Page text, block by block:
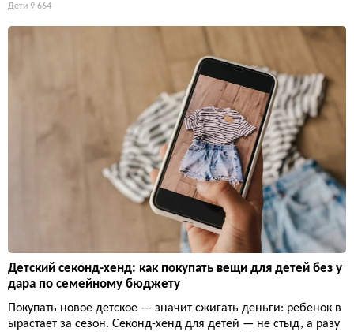
Дети 9 664
Детский секонд-хенд: как покупать вещи для детей без у
дара по семейному бюджету
Покупать новое детское — значит сжигать деньги: ребенок в
ырастает за сезон. Секонд-хенд для детей — не стыд, а разу